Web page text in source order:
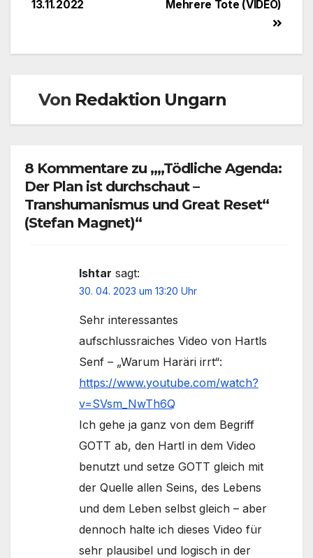
Mehrere Tote (VIDEO)
13.11.2022
Von Redaktion Ungarn
8 Kommentare zu „„Tödliche Agenda:
Der Plan ist durchschaut –
Transhumanismus und Great Reset“
(Stefan Magnet)“
Ishtar sagt:
30. 04. 2023 um 13:20 Uhr
Sehr interessantes
aufschlussraiches Video von Hartls
Senf – „Warum Haräri irrt“:
https://www.youtube.com/watch?
v=SVsm_NwTh6Q
Ich gehe ja ganz von dem Begriff
GOTT ab, den Hartl in dem Video
benutzt und setze GOTT gleich mit
der Quelle allen Seins, des Lebens
und dem Leben selbst gleich – aber
dennoch halte ich dieses Video für
sehr plausibel und logisch in der